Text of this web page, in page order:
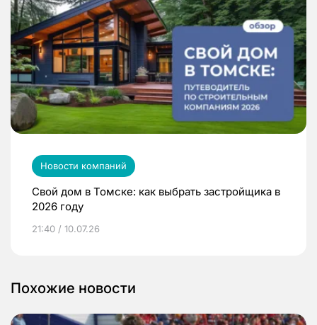
Новости компаний
Свой дом в Томске: как выбрать застройщика в
2026 году
21:40 / 10.07.26
Похожие новости